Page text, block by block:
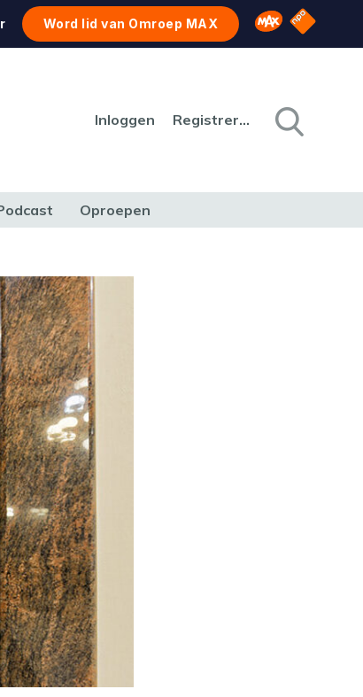
Word lid van Omroep MAX Omroep MAX
NPO
Inloggen Registreren
Oproepen